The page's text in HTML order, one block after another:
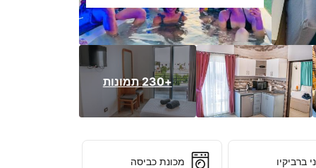
+230 תמונות
ברביקיו מכונת כביסה